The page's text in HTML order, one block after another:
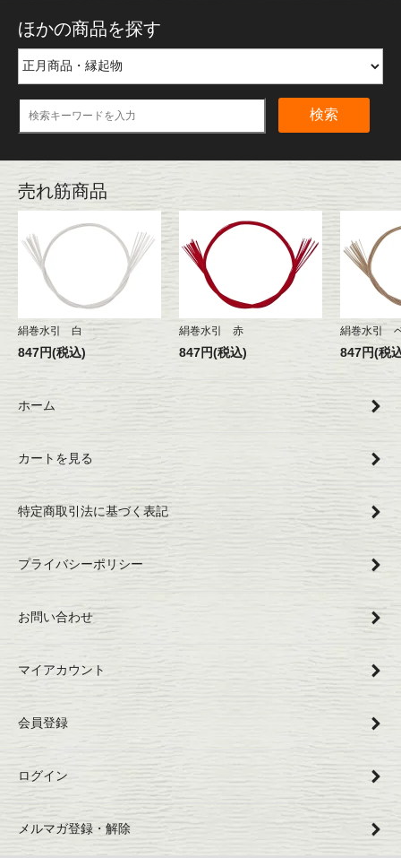
ほかの商品を探す
検索
売れ筋商品
絹巻水引 白
847円(税込)
絹巻水引 赤
847円(税込)
絹巻水引
847円(税
ホーム
カートを見る
特定商取引法に基づく表記
プライバシーポリシー
お問い合わせ
マイアカウント
会員登録
ログイン
メルマガ登録・解除